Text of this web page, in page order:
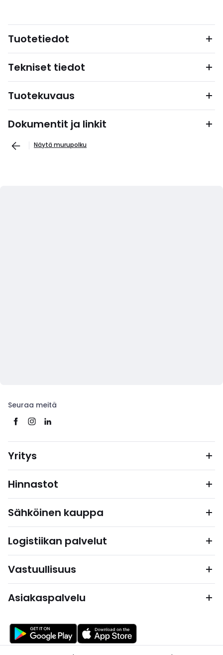
Tuotetiedot
Tekniset tiedot
Tuotekuvaus
Dokumentit ja linkit
Näytä murupolku
Seuraa meitä
Yritys
Hinnastot
Sähköinen kauppa
Logistiikan palvelut
Vastuullisuus
Asiakaspalvelu